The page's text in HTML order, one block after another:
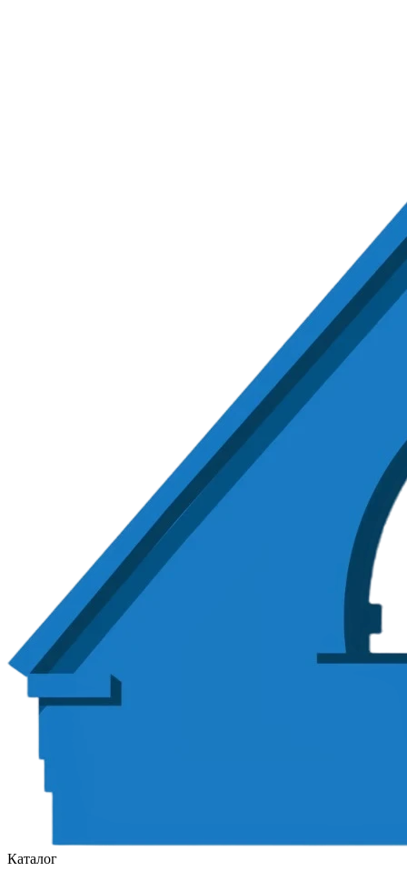
Каталог